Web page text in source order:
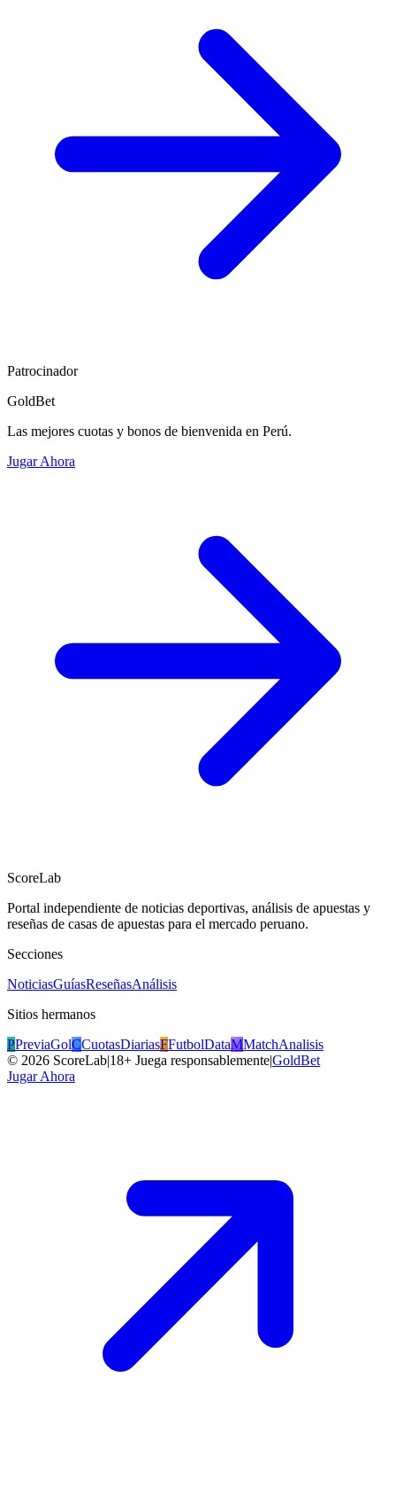
Patrocinador
GoldBet
Las mejores cuotas y bonos de bienvenida en Perú.
Jugar Ahora
ScoreLab
Portal independiente de noticias deportivas, análisis de apuestas y
reseñas de casas de apuestas para el mercado peruano.
Secciones
NoticiasGuíasReseñasAnálisis
Sitios hermanos
PPreviaGolCCuotasDiariasFFutbolDataMMatchAnalisis
© 2026 ScoreLab|18+ Juega responsablemente|GoldBet
Jugar Ahora